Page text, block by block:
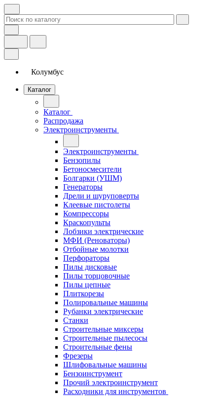
Колумбус
Каталог
Каталог
Распродажа
Электроинструменты
Электроинструменты
Бензопилы
Бетоносмесители
Болгарки (УШМ)
Генераторы
Дрели и шуруповерты
Клеевые пистолеты
Компрессоры
Краскопульты
Лобзики электрические
МФИ (Реноваторы)
Отбойные молотки
Перфораторы
Пилы дисковые
Пилы торцовочные
Пилы цепные
Плиткорезы
Полировальные машины
Рубанки электрические
Станки
Строительные миксеры
Строительные пылесосы
Строительные фены
Фрезеры
Шлифовальные машины
Бензоинструмент
Прочий электроинструмент
Расходники для инструментов